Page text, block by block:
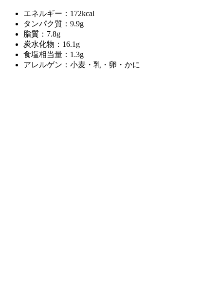
エネルギー：172kcal
タンパク質：9.9g
脂質：7.8g
炭水化物：16.1g
食塩相当量：1.3g
アレルゲン：小麦・乳・卵・かに